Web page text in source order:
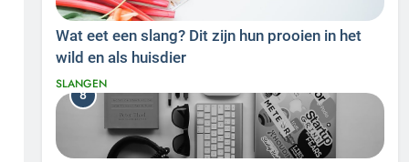
Wat eet een slang? Dit zijn hun prooien in het
wild en als huisdier
SLANGEN
8